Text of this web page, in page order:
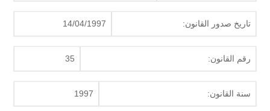
تاريخ صدور القانون: 14/04/1997
رقم القانون: 35
سنة القانون: 1997